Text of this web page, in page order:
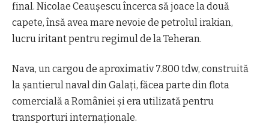
final. Nicolae Ceaușescu încerca să joace la două
capete, însă avea mare nevoie de petrolul irakian,
lucru iritant pentru regimul de la Teheran.
Nava, un cargou de aproximativ 7.800 tdw, construită
la șantierul naval din Galați, făcea parte din flota
comercială a României și era utilizată pentru
transporturi internaționale.